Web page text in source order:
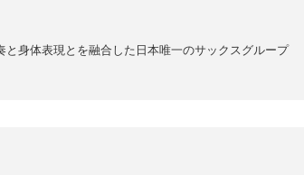
身体表現とを融合した日本唯一のサックスグループ